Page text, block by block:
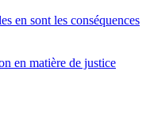
en sont les conséquences
en matière de justice